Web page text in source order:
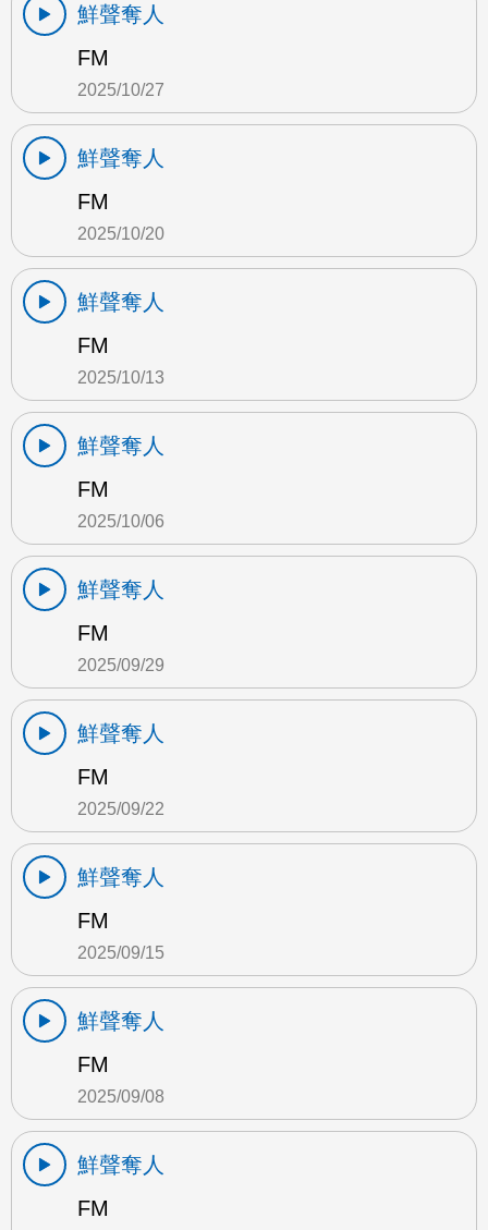
鮮聲奪人
FM
2025/10/27
鮮聲奪人
FM
2025/10/20
鮮聲奪人
FM
2025/10/13
鮮聲奪人
FM
2025/10/06
鮮聲奪人
FM
2025/09/29
鮮聲奪人
FM
2025/09/22
鮮聲奪人
FM
2025/09/15
鮮聲奪人
FM
2025/09/08
鮮聲奪人
FM